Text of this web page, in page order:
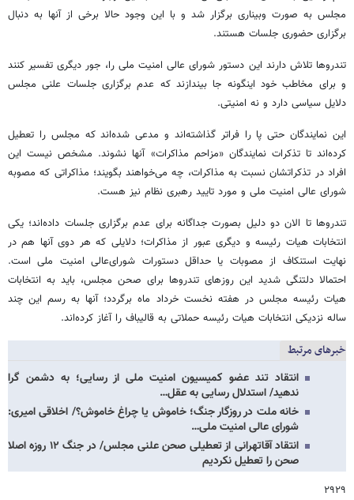
مجلس به صورت وبیناری برگزار شد و با این وجود حالا برخی از آنها به دنبال
برگزاری حضوری جلسات هستند.
تندروها تلاش دارند این دستور شورای عالی امنیت ملی را، جور دیگری تفسیر کنند
و برای مخاطب خود اینگونه جا بیندازند که عدم برگزاری جلسات علنی مجلس
دلایل سیاسی دارد و نه امنیتی.
این نمایندگان حتی پا را فراتر گذاشته‌اند و مدعی شده‌اند که مجلس را تعطیل
کرده‌اند تا تذکرات نمایندگان «مزاحم مذاکرات» آنها نشوند. مشخص نیست این
افراد در تذکراتشان نسبت به مذاکرات، چه می‌خواهند بگویند؛ مذاکراتی که مصوبه
شورای عالی امنیت ملی و مورد تایید رهبری نظام نیز هست.
تندروها تا الان دو دلیل بصورت جداگانه برای عدم برگزاری جلسات داده‌اند؛ یکی
انتخابات هیات رئیسه و دیگری عبور از مذاکرات؛ دلایلی که هر دوی آنها هم در
نهایت استنکاف از مصوبات یا حداقل دستورات شورای‌عالی امنیت ملی است.
احتمالا دلتنگی شدید این روزهای تندروها برای صحن مجلس، باید به انتخابات
هیات رئیسه مجلس در هفته نخست خرداد ماه برگردد؛ آنها به رسم این چند
ساله نزدیکی انتخابات هیات رئیسه حملاتی به قالیباف را آغاز کرده‌اند.
خبرهای مرتبط
انتقاد تند عضو کمیسیون امنیت ملی از رسایی؛ به دشمن گرا
ندهید/ استدلال رسایی به عقل…
خانه ملت در روزگار جنگ؛ خاموش یا چراغ خاموش؟/ اخلاقی امیری:
شورای عالی امنیت ملی…
انتقاد آقاتهرانی از تعطیلی صحن علنی مجلس/ در جنگ ۱۲ روزه اصلا
صحن را تعطیل نکردیم
۲۹۲۹